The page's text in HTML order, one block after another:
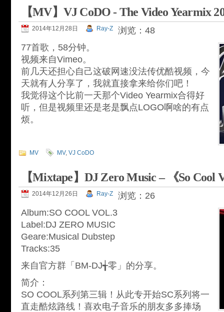
【MV】VJ CoDO - The Video Yearmix
2014年12月28日 Ray-Z
浏览：48
77首歌，58分钟。
视频来自Vimeo。
前几天还担心自己这破网速没法传优酷视频，今
天就有人分享了，我就直接拿来给你们吧！
我觉得这个比前一天那个Video Yearmix合得好
听，但是视频里还是老是飘点LOGO啊啥的有点
烦。
MV MV, VJ CoDO
【Mixtape】DJ Zero Music – 《So Cool
2014年12月26日 Ray-Z
浏览：26
Album:SO COOL VOL.3
Label:DJ ZERO MUSIC
Geare:Musical Dubstep
Tracks:35
来自官方群「BM-DJ╅零」的分享。
简介：
SO COOL系列第三辑！从此专开始SC系列将一
直走酷炫路线！喜欢电子音乐的朋友多多捧场